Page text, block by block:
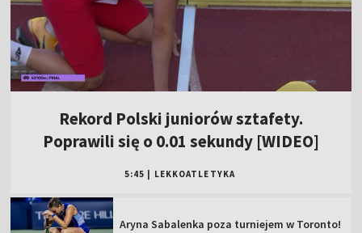
Rekord Polski juniorów sztafety.
Poprawili się o 0.01 sekundy [WIDEO]
5:45 LEKKOATLETYKA
Aryna Sabalenka poza turniejem w Toronto!